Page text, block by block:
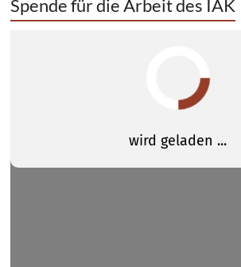
Spende für die Arbeit des IAK